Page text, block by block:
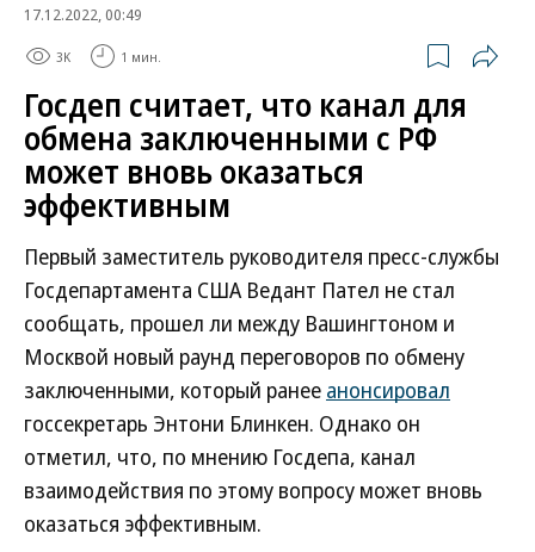
17.12.2022, 00:49
3K 1 мин.
Госдеп считает, что канал для
обмена заключенными с РФ
может вновь оказаться
эффективным
Первый заместитель руководителя пресс-службы
Госдепартамента США Ведант Пател не стал
сообщать, прошел ли между Вашингтоном и
Москвой новый раунд переговоров по обмену
заключенными, который ранее анонсировал
госсекретарь Энтони Блинкен. Однако он
отметил, что, по мнению Госдепа, канал
взаимодействия по этому вопросу может вновь
оказаться эффективным.